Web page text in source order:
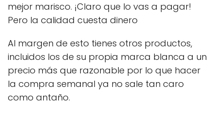
mejor marisco. ¡Claro que lo vas a pagar!
Pero la calidad cuesta dinero
Al margen de esto tienes otros productos,
incluidos los de su propia marca blanca a un
precio más que razonable por lo que hacer
la compra semanal ya no sale tan caro
como antaño.